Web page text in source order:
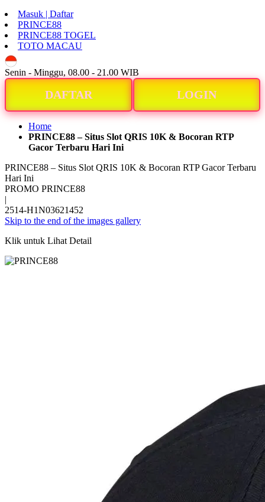
Masuk | Daftar
PRINCE88
PRINCE88 TOGEL
TOTO MACAU
Senin - Minggu, 08.00 - 21.00 WIB
DAFTAR LOGIN
Home
PRINCE88 – Situs Slot QRIS 10K & Bocoran RTP
Gacor Terbaru Hari Ini
PRINCE88 – Situs Slot QRIS 10K & Bocoran RTP Gacor Terbaru
Hari Ini
PROMO PRINCE88
|
2514-H1N03621452
Skip to the end of the images gallery
Klik untuk Lihat Detail